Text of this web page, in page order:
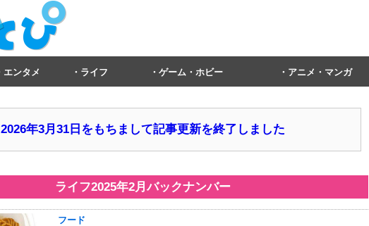
エンタメ ライフ ゲーム・ホビー アニメ・マンガ
2026年3月31日をもちまして記事更新を終了しました
ライフ2025年2月バックナンバー
フード